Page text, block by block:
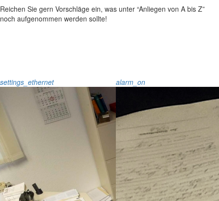
Reichen Sie gern Vorschläge ein, was unter “Anliegen von A bis Z”
noch aufgenommen werden sollte!
settings_ethernet alarm_on